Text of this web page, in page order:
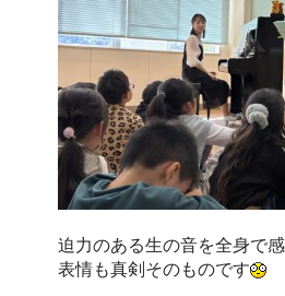
迫力のある生の音を全身で
表情も真剣そのものです